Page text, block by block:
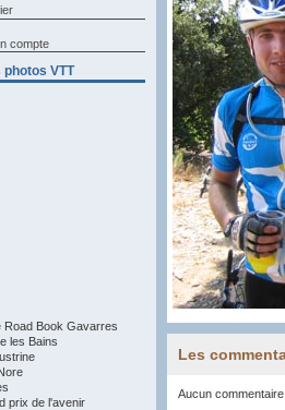
compte
photos VTT
Road Book Gavarres
les Bains
prix de l'avenir
Les
Aucun